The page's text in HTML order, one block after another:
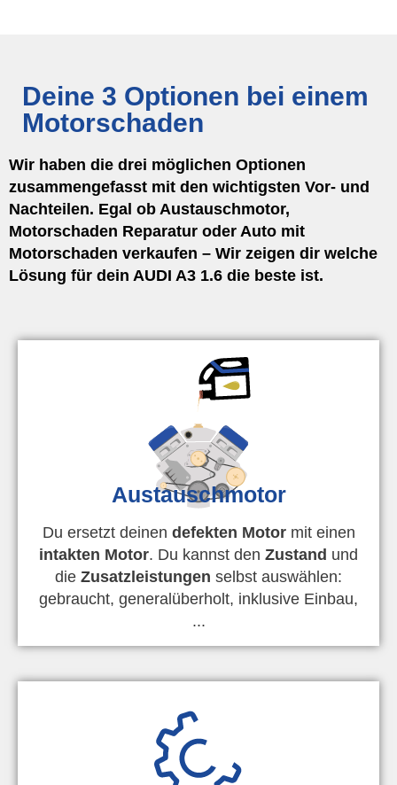
Deine 3 Optionen bei einem
Motorschaden
Wir haben die drei möglichen Optionen
zusammengefasst mit den wichtigsten Vor- und
Nachteilen. Egal ob Austauschmotor,
Motorschaden Reparatur oder Auto mit
Motorschaden verkaufen – Wir zeigen dir welche
Lösung für dein AUDI A3 1.6 die beste ist.
Austauschmotor
Du ersetzt deinen defekten Motormit einen
intakten Motor. Du kannst den Zustand und
die Zusatzleistungen selbst auswählen:
gebraucht, generalüberholt, inklusive Einbau,
...